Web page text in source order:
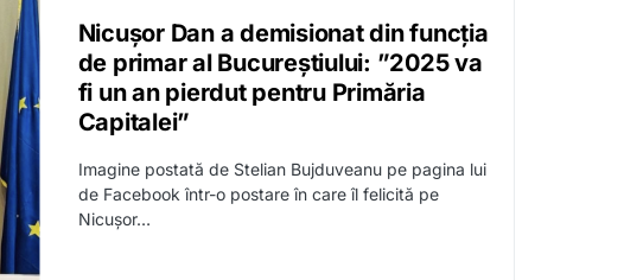
Nicușor Dan a demisionat din funcția
de primar al Bucureștiului: ”2025 va
fi un an pierdut pentru Primăria
Capitalei”
Imagine postată de Stelian Bujduveanu pe pagina lui
de Facebook într-o postare în care îl felicită pe
Nicușor…